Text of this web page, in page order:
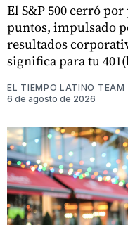
El S&P 500 cerró
puntos, impulsado
resultados
significa para tu
EL TIEMPO LATINO TEAM
6 de agosto de 2026